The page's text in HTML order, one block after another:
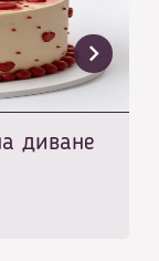
диване